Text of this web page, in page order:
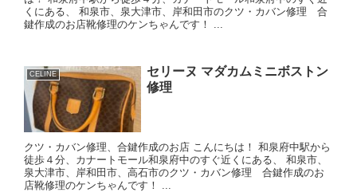
くにある、 和泉市、泉大津市、岸和田市のクツ・カバン修理 合
鍵作成のお店靴修理のケンちゃんです！ ...
CELINE
セリーヌ マダカムミニボストン
修理
クツ・カバン修理、合鍵作成のお店 こんにちは！ 和泉府中駅から
徒歩４分、カナートモール和泉府中のすぐ近くにある、 和泉市、
泉大津市、岸和田市、高石市のクツ・カバン修理 合鍵作成のお
店靴修理のケンちゃんです！ ...